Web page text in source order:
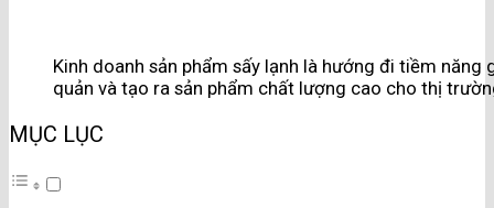
Kinh doanh sản phẩm sấy lạnh là hướng đi tiềm
quản và tạo ra sản phẩm chất lượng cao cho thị
MỤC LỤC